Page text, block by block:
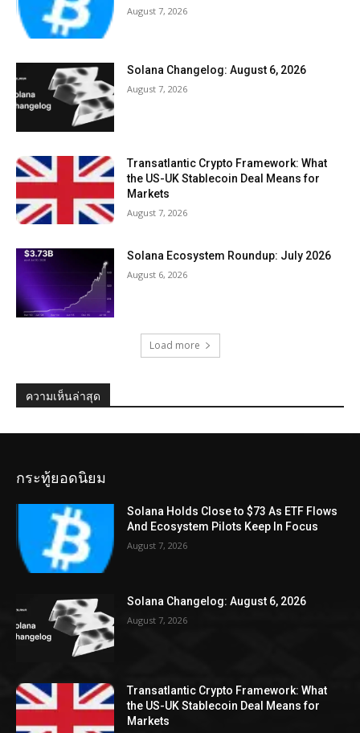
August 7, 2026
Solana Changelog: August 6, 2026
August 7, 2026
Transatlantic Crypto Framework: What
the US-UK Stablecoin Deal Means for
Markets
August 7, 2026
Solana Ecosystem Roundup: July 2026
August 6, 2026
Load more
ความเห็นล่าสุด
กระทู้ยอดนิยม
Solana Holds Close to $73 As ETF Flows
And Ecosystem Pilots Keep In Focus
August 7, 2026
Solana Changelog: August 6, 2026
August 7, 2026
Transatlantic Crypto Framework: What
the US-UK Stablecoin Deal Means for
Markets